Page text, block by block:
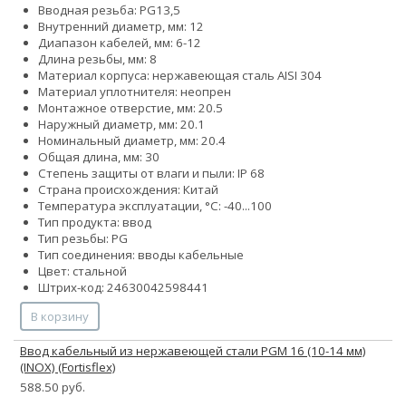
Вводная резьба: PG13,5
Внутренний диаметр, мм: 12
Диапазон кабелей, мм: 6-12
Длина резьбы, мм: 8
Материал корпуса: нержавеющая сталь AISI 304
Материал уплотнителя: неопрен
Монтажное отверстие, мм: 20.5
Наружный диаметр, мм: 20.1
Номинальный диаметр, мм: 20.4
Общая длина, мм: 30
Степень защиты от влаги и пыли: IP 68
Страна происхождения: Китай
Температура эксплуатации, °С: -40...100
Тип продукта: ввод
Тип резьбы: PG
Тип соединения: вводы кабельные
Цвет: стальной
Штрих-код: 24630042598441
В корзину
Ввод кабельный из нержавеющей стали PGМ 16 (10-14 мм)
(INOX) (Fortisflex)
588.50 руб.